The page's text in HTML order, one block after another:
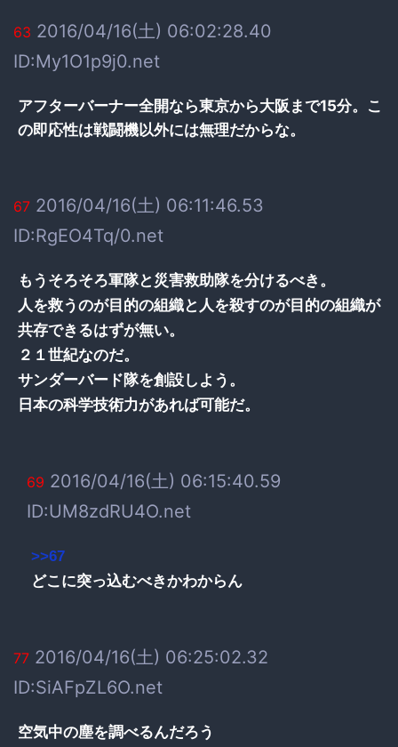
63 2016/04/16(土) 06:02:28.40
ID:My1O1p9j0.net
アフターバーナー全開なら東京から大阪まで15分。こ
の即応性は戦闘機以外には無理だからな。
67 2016/04/16(土) 06:11:46.53
ID:RgEO4Tq/0.net
もうそろそろ軍隊と災害救助隊を分けるべき。
人を救うのが目的の組織と人を殺すのが目的の組織が
共存できるはずが無い。
２１世紀なのだ。
サンダーバード隊を創設しよう。
日本の科学技術力があれば可能だ。
69 2016/04/16(土) 06:15:40.59
ID:UM8zdRU4O.net
>>67
どこに突っ込むべきかわからん
77 2016/04/16(土) 06:25:02.32
ID:SiAFpZL6O.net
空気中の塵を調べるんだろう